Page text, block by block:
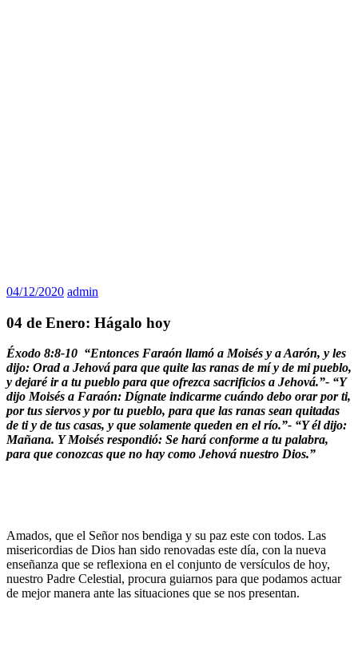
04/12/2020 admin
04 de Enero: Hágalo hoy
Éxodo 8:8-10 “Entonces Faraón llamó a Moisés y a Aarón, y les
dijo: Orad a Jehová para que quite las ranas de mí y de mi pueblo,
y dejaré ir a tu pueblo para que ofrezca sacrificios a Jehová.”- “Y
dijo Moisés a Faraón: Dígnate indicarme cuándo debo orar por ti,
por tus siervos y por tu pueblo, para que las ranas sean quitadas
de ti y de tus casas, y que solamente queden en el río.”- “Y él dijo:
Mañana. Y Moisés respondió: Se hará conforme a tu palabra,
para que conozcas que no hay como Jehová nuestro Dios.”
Amados, que el Señor nos bendiga y su paz este con todos. Las
misericordias de Dios han sido renovadas este día, con la nueva
enseñanza que se reflexiona en el conjunto de versículos de hoy,
nuestro Padre Celestial, procura guiarnos para que podamos actuar
de mejor manera ante las situaciones que se nos presentan.